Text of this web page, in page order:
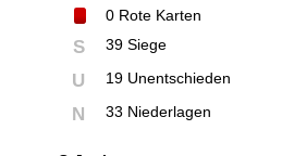
0Rote Karten
S 39 Siege
U 19 Unentschieden
N 33 Niederlagen